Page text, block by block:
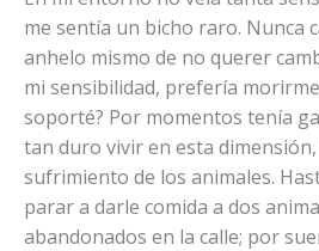
me sentía un bicho raro. Nunca
anhelo mismo de no querer
mi sensibilidad, prefería
soporté? Por momentos tenía
tan duro vivir en esta
sufrimiento de los animales.
parar a darle comida a dos
abandonados en la calle; por